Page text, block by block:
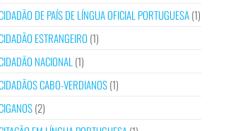
DE PAÍS DE LÍNGUA OFICIAL PORTUGUESA(1)
ESTRANGEIRO (1)
NACIONAL (1)
CABO-VERDIANOS(1)
(2)